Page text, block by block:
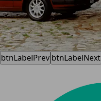
btnLabelPrev btnLabelNext